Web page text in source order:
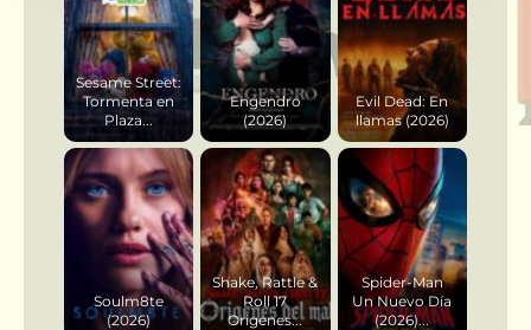
Sesame Street:
Tormenta en
Plaza...
Engendro
(2026)
Evil Dead: En
llamas (2026)
Soulm8te
(2026)
Shake, Rattle &
Roll 17
Origenes...
Spider-Man
Un Nuevo Día
(2026)...